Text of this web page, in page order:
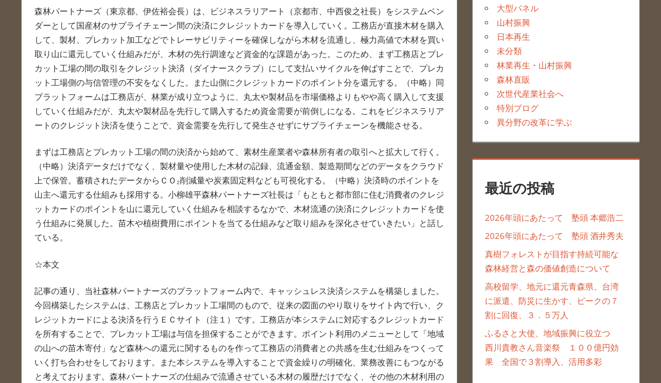
森林パートナーズ（東京都、伊佐裕会長）は、ビジネスラリアート（京都市、中西俊之社長）をシステムベン
ダーとして国産材のサプライチェーン間の決済にクレジットカードを導入していく。工務店が直接木材を購入
して、製材、プレカット加工などでトレーサビリティーを確保しながら木材を流通し、極力高値で木材を買い
取り山に還元していく仕組みだが、木材の先行調達など資金的な課題があった。このため、まず工務店とプレ
カット工場の間の取引をクレジット決済（ダイナースクラブ）にして支払いサイクルを伸ばすことで、プレカ
ット工場側の与信管理の不安をなくした。また山側にクレジットカードのポイント分を還元する。（中略）同
プラットフォームは工務店が、林業が成り立つように、丸太や製材品を市場価格よりもやや高く購入して支援
していく仕組みだが、丸太や製材品を先行して購入するため資金需要が前倒しになる。これをビジネスラリア
ートのクレジット決済を使うことで、資金需要を先行して発生させずにサプライチェーンを機能させる。
まずは工務店とプレカット工場の間の決済から始めて、素材生産業者や森林所有者の取引へと拡大して行く。
（中略）決済データだけでなく、製材量や使用した木材の記録、流通金額、製造期間などのデータをクラウド
上で保管。蓄積されたデータからＣＯ₂削減量や炭素固定料なども可視化する。（中略）決済時のポイントを
山主へ還元する仕組みも採用する。小柳雄平森林パートナーズ社長は「もともと都市部に住む消費者のクレジ
ットカードのポイントを山に還元していく仕組みを相談するなかで、木材流通の決済にクレジットカードを使
う仕組みに発展した。苗木や植樹費用にポイントを当てる仕組みなど取り組みを深化させていきたい」と話し
ている。
☆本文
記事の通り、当社森林パートナーズのプラットフォーム内で、キャッシュレス決済システムを構築しました。
今回構築したシステムは、工務店とプレカット工場間のもので、従来の図面のやり取りをサイト内で行い、ク
レジットカードによる決済を行うＥＣサイト（注１）です。工務店が本システムに対応するクレジットカード
を所有することで、プレカット工場は与信を担保することができます。ポイント利用のメニューとして「地域
の山への苗木寄付」など森林への還元に関するものを作って工務店の消費者との共感を生む仕組みをつくって
いく打ち合わせをしております。また本システムを導入することで資金繰りの明確化、業務改善にもつながる
と考えております。森林パートナーズの仕組みで流通させている木材の履歴だけでなく、その他の木材利用の
大型パネル
山村振興
日本再生
未分類
林業再生・山村振興
森林直販
次世代産業社会へ
特別ブログ
異分野の改革に学ぶ
最近の投稿
2026年頭にあたって 塾頭 本郷浩二
2026年頭にあたって 塾頭 酒井秀夫
真樹フォレストが目指す持続可能な
森林経営と森の価値創造について
高校留学、地元に還元青森県、台湾
に派遣、防災に生かす、ピークの７
割に回復、３．５万人
ふるさと大使、地域振興に役立つ
西川貴教さん音楽祭 １００億円効
果 全国で３割導入、活用多彩